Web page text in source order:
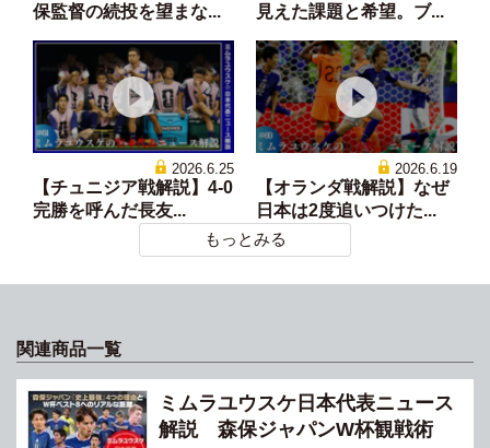
保監督の続投を望まな...
見えた課題と希望。ブ...
2026.6.25
【チュニジア戦解説】4-0
完勝を呼んだ長友...
2026.6.19
【オランダ戦解説】なぜ
日本は2度追いつけた...
もっとみる
関連商品一覧
ミムラユウスケ日本代表ニュース
解説 森保ジャパンW杯観戦術